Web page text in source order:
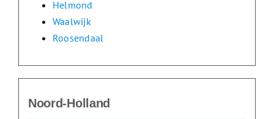
Helmond
Waalwijk
Roosendaal
Noord-Holland